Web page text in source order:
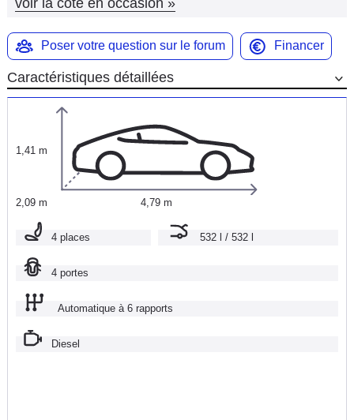
Poser votre question sur le forum Financer
Caractéristiques détaillées
1,41 m
2,09 m 4,79 m
4 places 532 l / 532 l
4 portes
Automatique à 6 rapports
Diesel